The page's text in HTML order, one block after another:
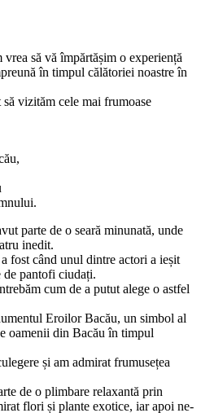
să vă împărtășim o experiență
în timpul călătoriei noastre în
vizităm cele mai frumoase
parte de o seară minunată, unde
inedit.
fost când unul dintre actori a ieșit
de pantofi ciudați.
cum de a putut alege o astfel
Eroilor Bacău, un simbol al
din Bacău în timpul
și am admirat frumusețea